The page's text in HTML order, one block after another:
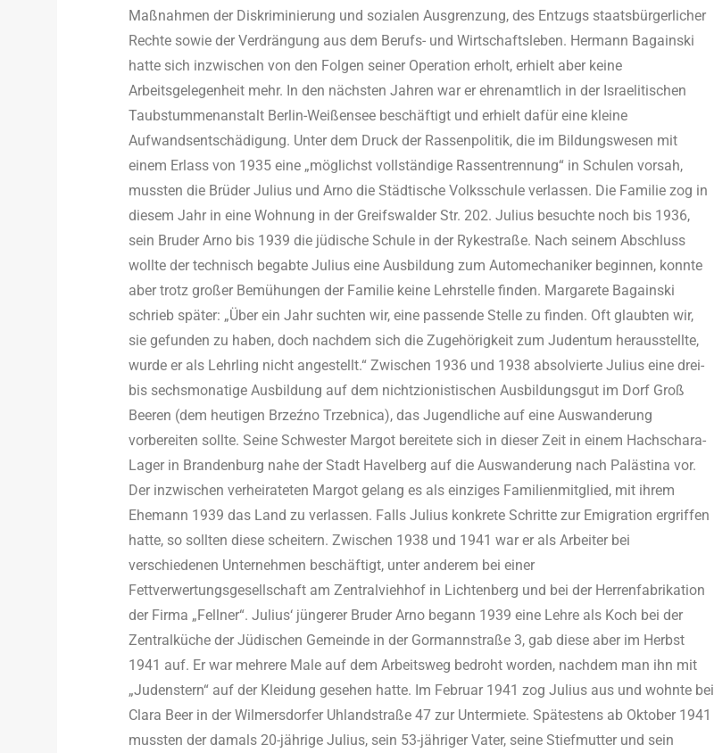
Maßnahmen der Diskriminierung und sozialen Ausgrenzung, des Entzugs staatsbürgerlicher
Rechte sowie der Verdrängung aus dem Berufs- und Wirtschaftsleben. Hermann Bagainski
hatte sich inzwischen von den Folgen seiner Operation erholt, erhielt aber keine
Arbeitsgelegenheit mehr. In den nächsten Jahren war er ehrenamtlich in der Israelitischen
Taubstummenanstalt Berlin-Weißensee beschäftigt und erhielt dafür eine kleine
Aufwandsentschädigung. Unter dem Druck der Rassenpolitik, die im Bildungswesen mit
einem Erlass von 1935 eine „möglichst vollständige Rassentrennung“ in Schulen vorsah,
mussten die Brüder Julius und Arno die Städtische Volksschule verlassen. Die Familie zog in
diesem Jahr in eine Wohnung in der Greifswalder Str. 202. Julius besuchte noch bis 1936,
sein Bruder Arno bis 1939 die jüdische Schule in der Rykestraße. Nach seinem Abschluss
wollte der technisch begabte Julius eine Ausbildung zum Automechaniker beginnen, konnte
aber trotz großer Bemühungen der Familie keine Lehrstelle finden. Margarete Bagainski
schrieb später: „Über ein Jahr suchten wir, eine passende Stelle zu finden. Oft glaubten wir,
sie gefunden zu haben, doch nachdem sich die Zugehörigkeit zum Judentum herausstellte,
wurde er als Lehrling nicht angestellt.“ Zwischen 1936 und 1938 absolvierte Julius eine drei-
bis sechsmonatige Ausbildung auf dem nichtzionistischen Ausbildungsgut im Dorf Groß
Beeren (dem heutigen Brzeźno Trzebnica), das Jugendliche auf eine Auswanderung
vorbereiten sollte. Seine Schwester Margot bereitete sich in dieser Zeit in einem Hachschara-
Lager in Brandenburg nahe der Stadt Havelberg auf die Auswanderung nach Palästina vor.
Der inzwischen verheirateten Margot gelang es als einziges Familienmitglied, mit ihrem
Ehemann 1939 das Land zu verlassen. Falls Julius konkrete Schritte zur Emigration ergriffen
hatte, so sollten diese scheitern. Zwischen 1938 und 1941 war er als Arbeiter bei
verschiedenen Unternehmen beschäftigt, unter anderem bei einer
Fettverwertungsgesellschaft am Zentralviehhof in Lichtenberg und bei der Herrenfabrikation
der Firma „Fellner“. Julius‘ jüngerer Bruder Arno begann 1939 eine Lehre als Koch bei der
Zentralküche der Jüdischen Gemeinde in der Gormannstraße 3, gab diese aber im Herbst
1941 auf. Er war mehrere Male auf dem Arbeitsweg bedroht worden, nachdem man ihn mit
„Judenstern“ auf der Kleidung gesehen hatte. Im Februar 1941 zog Julius aus und wohnte bei
Clara Beer in der Wilmersdorfer Uhlandstraße 47 zur Untermiete. Spätestens ab Oktober 1941
mussten der damals 20-jährige Julius, sein 53-jähriger Vater, seine Stiefmutter und sein